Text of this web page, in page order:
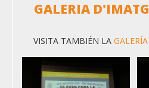
GALERIA
VISITA TAMBIÉN LA